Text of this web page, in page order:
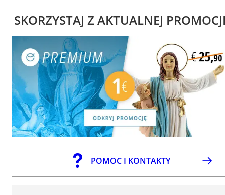
SKORZYSTAJ Z AKTUALNEJ
POMOC I KONTAKTY